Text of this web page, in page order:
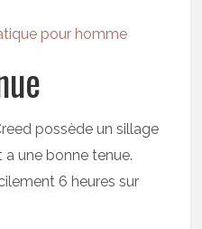
possède un sillage
une bonne tenue.
6 heures sur